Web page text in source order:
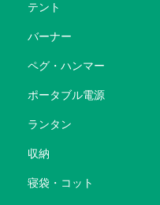
テント
バーナー
ペグ・ハンマー
ポータブル電源
ランタン
収納
寝袋・コット